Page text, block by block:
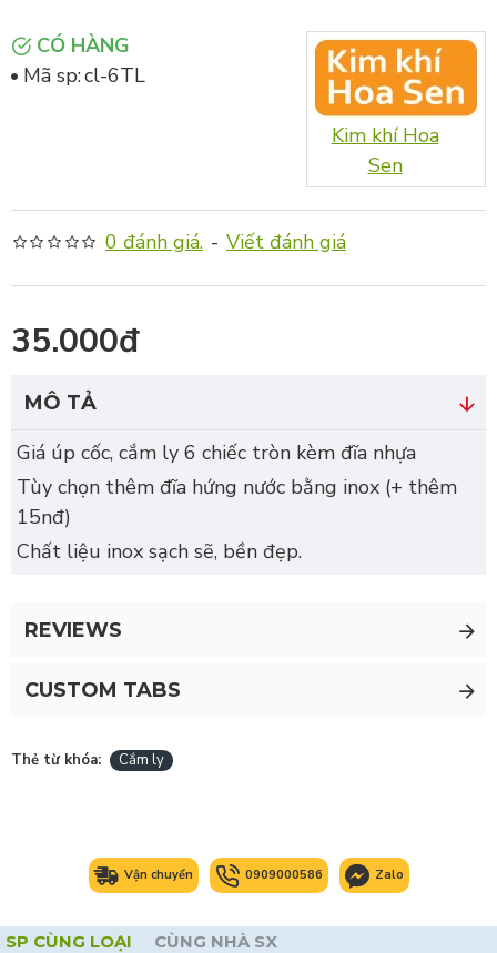
CÓ HÀNG
Mã sp:cl-6TL
Kim khí Hoa
Sen
0 đánh giá. - Viết đánh giá
35.000đ
MÔ TẢ
Giá úp cốc, cắm ly 6 chiếc tròn kèm đĩa nhựa
Tùy chọn thêm đĩa hứng nước bằng inox (+ thêm
15nđ)
Chất liệu inox sạch sẽ, bền đẹp.
REVIEWS
CUSTOM TABS
Thẻ từ khóa: Cắm ly
Vận chuyển 0909000586 Zalo
SP CÙNG LOẠI CÙNG NHÀ SX